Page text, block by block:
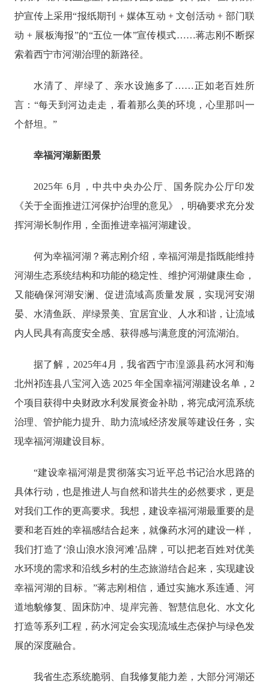
护宣传上采用“报纸期刊 + 媒体互动 + 文创活动 + 部门联
动 + 展板海报”的“五位一体”宣传模式……蒋志刚不断探
索着西宁市河湖治理的新路径。
水清了、岸绿了、亲水设施多了 ……正如老百姓所
言：“每天到河边走走，看着那么美的环境，心里那叫一
个舒坦。”
幸福河湖新图景
2025年 6月，中共中央办公厅、国务院办公厅印发
《关于全面推进江河保护治理的意见》，明确要求充分发
挥河湖长制作用，全面推进幸福河湖建设。
何为幸福河湖？蒋志刚介绍，幸福河湖是指既能维持
河湖生态系统结构和功能的稳定性、维护河湖健康生命，
又能确保河湖安澜、促进流域高质量发展，实现河安湖
晏、水清鱼跃、岸绿景美、宜居宜业、人水和谐，让流域
内人民具有高度安全感、获得感与满意度的河流湖泊。
据了解， 2025年4月，我省西宁市湟源县药水河和海
北州祁连县八宝河入选 2025 年全国幸福河湖建设名单，2
个项目获得中央财政水利发展资金补助，将完成河流系统
治理、管护能力提升、助力流域经济发展等建设任务，实
现幸福河湖建设目标。
“建设幸福河湖是贯彻落实习近平总书记治水思路的
具体行动，也是推进人与自然和谐共生的必然要求，更是
对我们工作的更高要求。我想，建设幸福河湖最重要的是
要和老百姓的幸福感结合起来，就像药水河的建设一样，
我们打造了‘浪山浪水浪河滩’品牌，可以把老百姓对优美
水环境的需求和沿线乡村的生态旅游结合起来，实现建设
幸福河湖的目标。”蒋志刚相信，通过实施水系连通、河
道地貌修复、固床防冲、堤岸完善、智慧信息化、水文化
打造等系列工程，药水河定会实现流域生态保护与绿色发
展的深度融合。
我省生态系统脆弱、自我修复能力差，大部分河湖还